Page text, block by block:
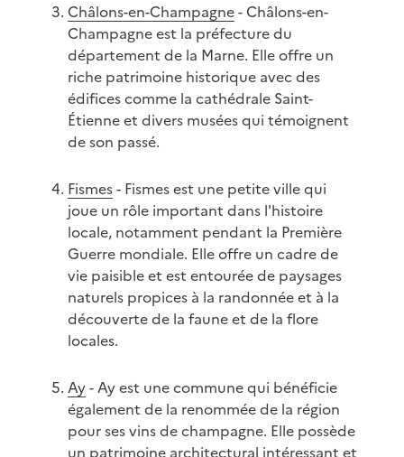
Châlons-en-Champagne- Châlons-en-
Champagne est la préfecture du
département de la Marne. Elle offre un
riche patrimoine historique avec des
édifices comme la cathédrale Saint-
Étienne et divers musées qui témoignent
de son passé.
Fismes- Fismes est une petite ville qui
joue un rôle important dans l'histoire
locale, notamment pendant la Première
Guerre mondiale. Elle offre un cadre de
vie paisible et est entourée de paysages
naturels propices à la randonnée et à la
découverte de la faune et de la flore
locales.
Ay- Ay est une commune qui bénéficie
également de la renommée de la région
pour ses vins de champagne. Elle possède